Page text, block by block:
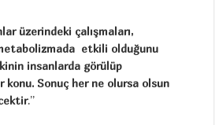
üzerindeki çalışmaları,
etkili olduğunu
insanlarda görülüp
konu. Sonuç her ne olursa olsun
.”